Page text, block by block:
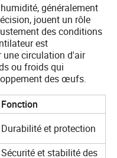
généralement
jouent un rôle
des conditions
est
une circulation d'air
ou froids qui
des œufs.
Fonction
Durabilité et protection
Sécurité et stabilité des